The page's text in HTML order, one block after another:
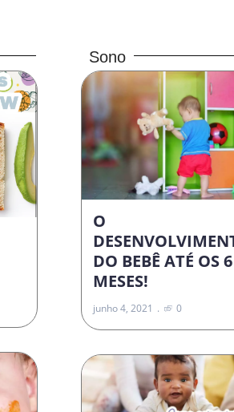
Sono
O
DO BEBÊ ATÉ OS 6
MESES!
junho 4, 2021 0